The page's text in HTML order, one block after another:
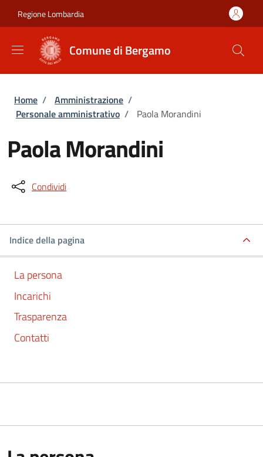
Regione Lombardia
Comune di Bergamo
Briciole di pane
Home / Amministrazione /
Personale amministrativo / Paola Morandini
Paola Morandini
Condividi
Indice della pagina
La persona
Incarichi
Trasparenza
Contatti